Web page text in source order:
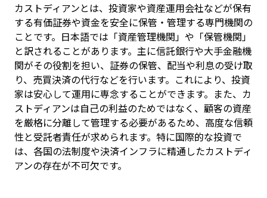
カストディアンとは、投資家や資産運用会社などが保有
する有価証券や資金を安全に保管・管理する専門機関の
ことです。日本語では「資産管理機関」や「保管機関」
と訳されることがあります。主に信託銀行や大手金融機
関がその役割を担い、証券の保管、配当や利息の受け取
り、売買決済の代行などを行います。これにより、投資
家は安心して運用に専念することができます。また、カ
ストディアンは自己の利益のためではなく、顧客の資産
を厳格に分離して管理する必要があるため、高度な信頼
性と受託者責任が求められます。特に国際的な投資で
は、各国の法制度や決済インフラに精通したカストディ
アンの存在が不可欠です。